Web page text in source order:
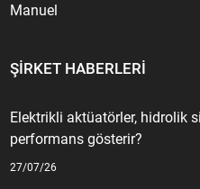
Manuel
ŞIRKET HABERLERI
Elektrikli aktüatörler, hidrolik
performans gösterir?
27/07/26